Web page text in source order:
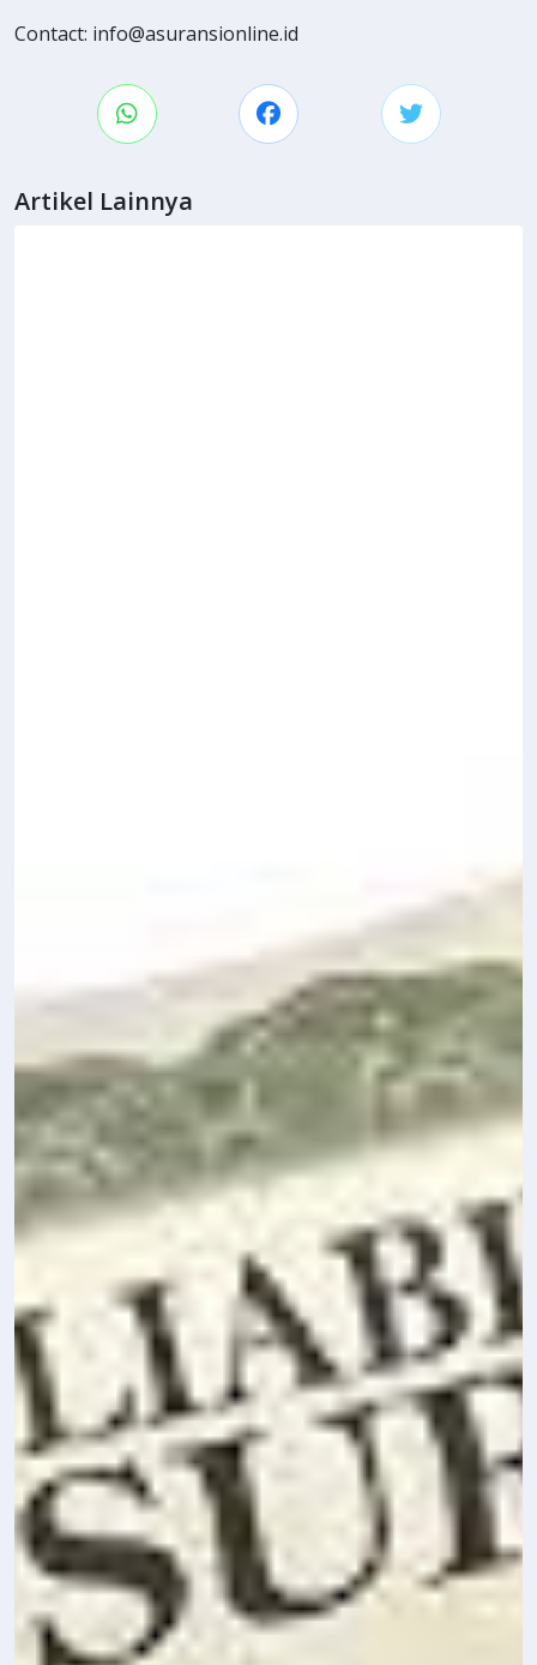
Contact: info@asuransionline.id
Artikel Lainnya